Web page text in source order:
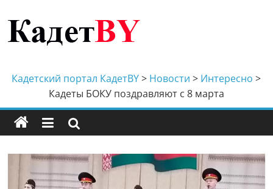
содержимому
Кадетский
портал
КадетBY
Беларуси
Кадетский портал КадетBY> Новости > Интересно >
Кадеты БОКУ поздравляют с 8 марта